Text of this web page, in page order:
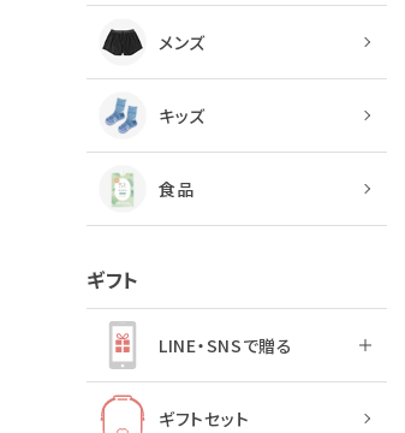
メンズ
キッズ
食品
ギフト
LINE・SNSで贈る
ギフトセット